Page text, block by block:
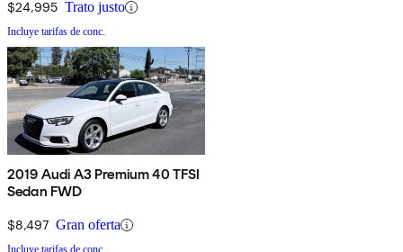
$24,995 Trato justo
Incluye tarifas de conc.
2019 Audi A3 Premium 40 TFSI
Sedan FWD
$8,497 Gran oferta
Incluye tarifas de conc.